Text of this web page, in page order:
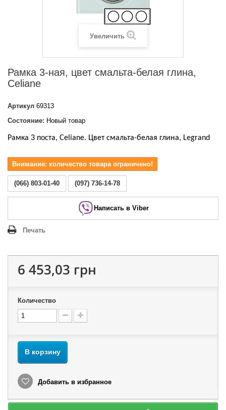
Увеличить
Рамка 3-ная, цвет смальта-белая глина,
Celiane
Артикул 69313
Состояние: Новый товар
Рамка 3 поста, Celiane. Цвет смальта-белая глина, Legrand
Внимание: количество товара ограничено!
(066) 803-01-40 (097) 736-14-78
Написать в Viber
Печать
6 453,03 грн
Количество
В корзину
Добавить в избранное